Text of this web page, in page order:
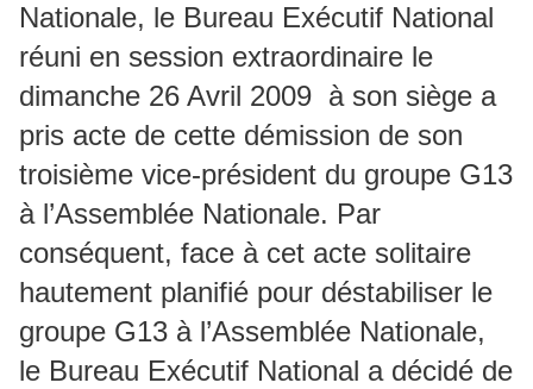
Nationale, le Bureau Exécutif National
réuni en session extraordinaire le
dimanche 26 Avril 2009 à son siège a
pris acte de cette démission de son
troisième vice-président du groupe G13
à l’Assemblée Nationale. Par
conséquent, face à cet acte solitaire
hautement planifié pour déstabiliser le
groupe G13 à l’Assemblée Nationale,
le Bureau Exécutif National a décidé de